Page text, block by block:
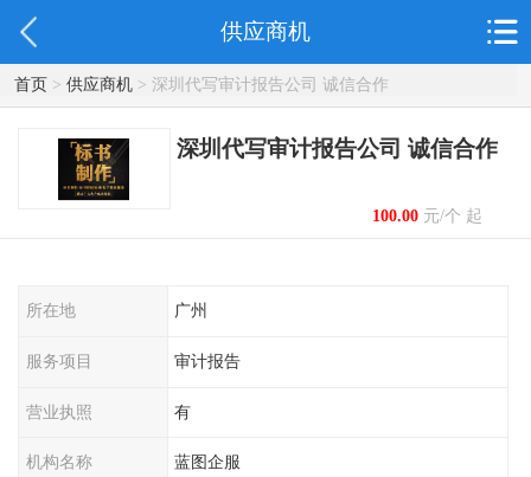
供应商机
首页> 供应商机> 深圳代写审计报告公司 诚信合作
深圳代写审计报告公司 诚信合作
100.00元/个 起
所在地 广州
服务项目 审计报告
营业执照 有
机构名称 蓝图企服